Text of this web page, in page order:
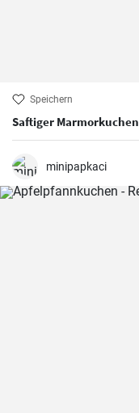
Speichern
Saftiger Marmorkuchen
minipapkaci